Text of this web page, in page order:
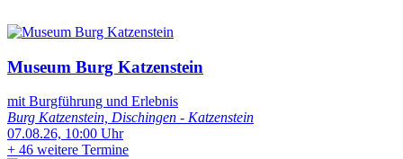
Museum Burg Katzenstein
mit Burgführung und Erlebnis
Burg Katzenstein, Dischingen - Katzenstein
07.08.26, 10:00 Uhr
+ 46 weitere Termine